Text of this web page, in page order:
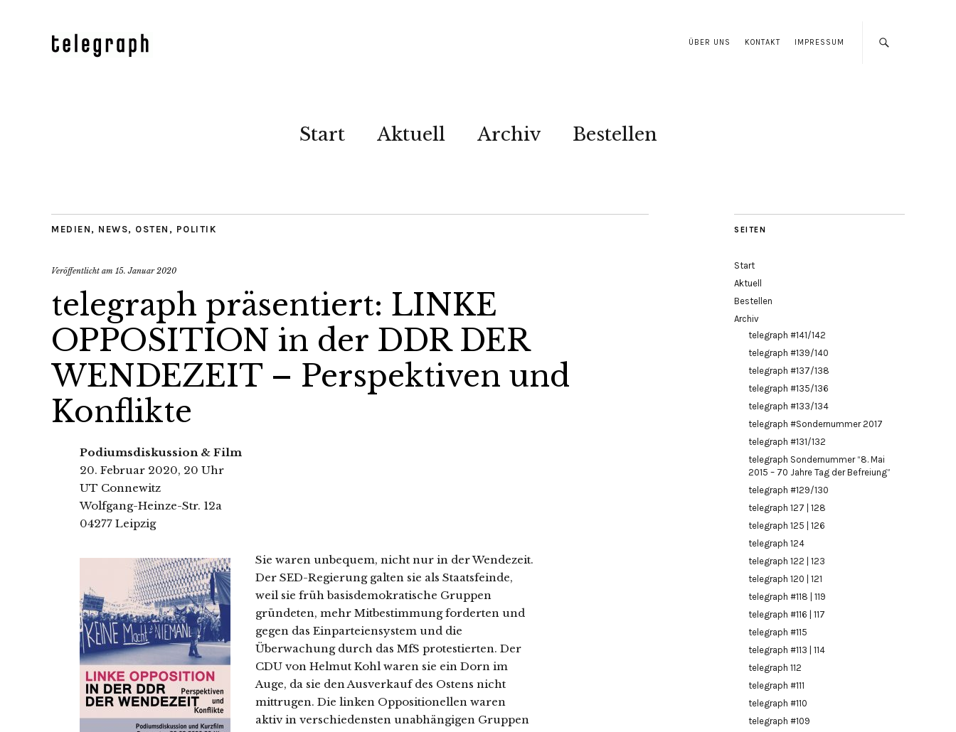
ÜBER UNS KONTAKT IMPRESSUM
Start Aktuell Archiv Bestellen
MEDIEN , NEWS, OSTEN , POLITIK
Veröffentlicht am 15. Januar 2020
telegraph präsentiert: LINKE
OPPOSITION in der DDR DER
WENDEZEIT – Perspektiven und
Konflikte
Podiumsdiskussion & Film
20. Februar 2020, 20 Uhr
UT Connewitz
Wolfgang-Heinze-Str. 12a
04277 Leipzig
Sie waren unbequem, nicht nur in der Wendezeit.
Der SED-Regierung galten sie als Staatsfeinde,
weil sie früh basisdemokratische Gruppen
gründeten, mehr Mitbestimmung forderten und
gegen das Einparteiensystem und die
Überwachung durch das MfS protestierten. Der
CDU von Helmut Kohl waren sie ein Dorn im
Auge, da sie den Ausverkauf des Ostens nicht
mittrugen. Die linken Oppositionellen waren
aktiv in verschiedensten unabhängigen Gruppen
SEITEN
Start
Aktuell
Bestellen
Archiv
telegraph #141/142
telegraph #139/140
telegraph #137/138
telegraph #135/136
telegraph #133/134
telegraph #Sondernummer 2017
telegraph #131/132
telegraph Sondernummer “8. Mai
2015 – 70 Jahre Tag der Befreiung”
telegraph #129/130
telegraph 127 | 128
telegraph 125 | 126
telegraph 124
telegraph 122 | 123
telegraph 120 | 121
telegraph #118 | 119
telegraph #116 | 117
telegraph #115
telegraph #113 | 114
telegraph 112
telegraph #111
telegraph #110
telegraph #109